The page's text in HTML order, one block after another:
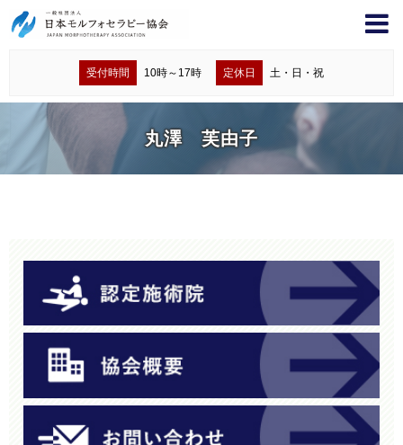
受付時間 10時～17時 定休日 土・日・祝
丸澤 芙由子